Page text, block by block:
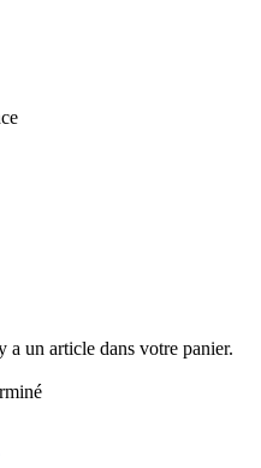
a un article dans votre panier.